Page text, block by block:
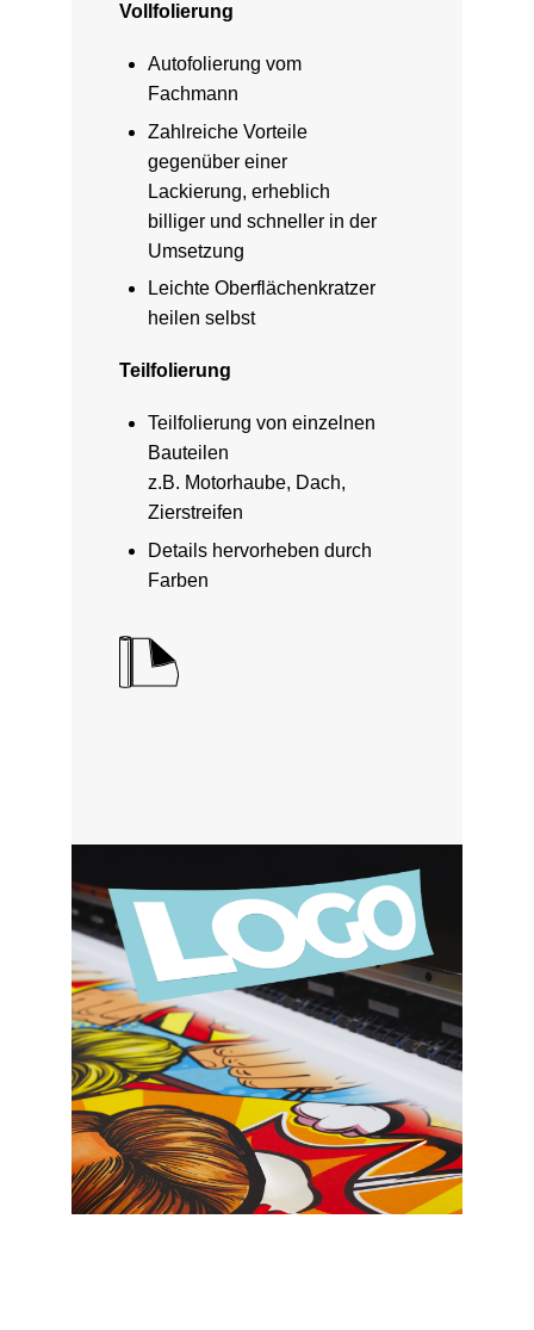
Vollfolierung
Autofolierung vom
Fachmann
Zahlreiche Vorteile
gegenüber einer
Lackierung, erheblich
billiger und schneller in der
Umsetzung
Leichte Oberflächenkratzer
heilen selbst
Teilfolierung
Teilfolierung von einzelnen
Bauteilen
z.B. Motorhaube, Dach,
Zierstreifen
Details hervorheben durch
Farben